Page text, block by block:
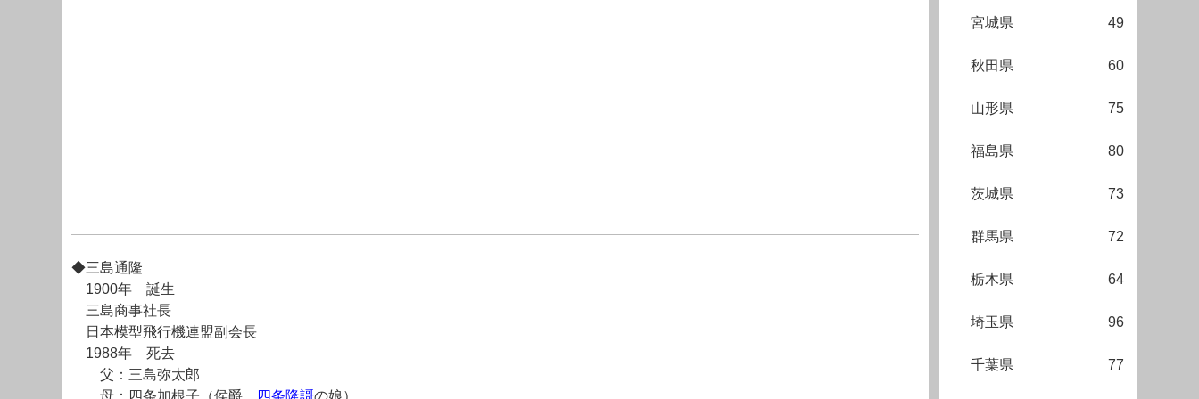
◆三島通隆
1900年 誕生
三島商事社長
日本模型飛行機連盟副会長
1988年 死去
父：三島弥太郎
宮城県 49
秋田県 60
山形県 75
福島県 80
茨城県 73
群馬県 72
栃木県 64
埼玉県 96
千葉県 77